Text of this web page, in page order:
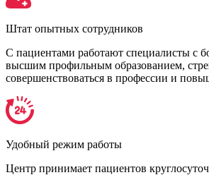
Штат опытных сотрудников
С пациентами работают специалисты с
высшим профильным образованием,
совершенствоваться в профессии и
Удобный режим работы
Центр принимает пациентов